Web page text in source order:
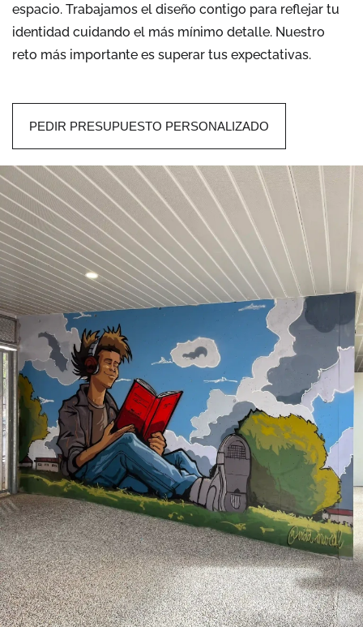
espacio. Trabajamos el diseño contigo para reflejar tu
identidad cuidando el más mínimo detalle. Nuestro
reto más importante es superar tus expectativas.
PEDIR PRESUPUESTO PERSONALIZADO